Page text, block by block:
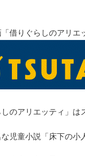
借りぐらしのアリエ
しのアリエッティ」
児童小説「床下の小